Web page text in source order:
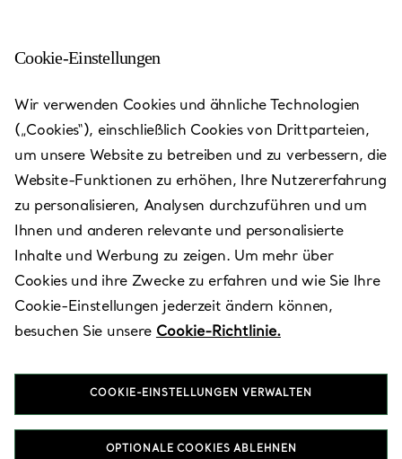
Starfield Hanam
Heute bis 21:00 geöffnet
VEREINBAREN SIE EINEN TERMIN
Verfügbare Leistungen
031-620-1140
Cookie-Einstellungen
Wir verwenden Cookies und ähnliche Technologien
(„Cookies“), einschließlich Cookies von Drittparteien,
um unsere Website zu betreiben und zu verbessern, die
Website-Funktionen zu erhöhen, Ihre Nutzererfahrung
zu personalisieren, Analysen durchzuführen und um
Ihnen und anderen relevante und personalisierte
Inhalte und Werbung zu zeigen. Um mehr über
Cookies und ihre Zwecke zu erfahren und wie Sie Ihre
Cookie-Einstellungen jederzeit ändern können,
besuchen Sie unsere Cookie-Richtlinie.
COOKIE-EINSTELLUNGEN VERWALTEN
OPTIONALE COOKIES ABLEHNEN